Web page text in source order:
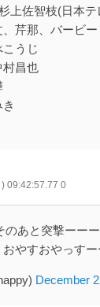
上佐智枝(日本
、芹那、バービー
こうじ
村昌也
) 09:42:57.77 0
のあと突撃ーー
やすおやっすー
December